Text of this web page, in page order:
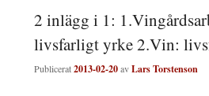
2 inlägg i 1:
livsfarligt yrke 2.Vin:
Publicerat2013-02-20avLars Torstenson